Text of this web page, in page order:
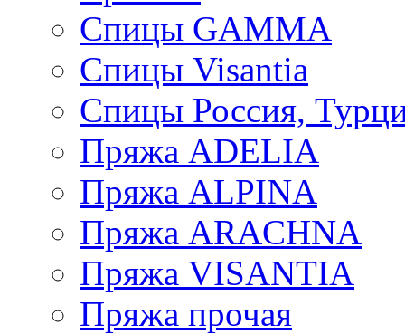
Спицы GAMMA
Спицы Visantia
Спицы Россия,
Пряжа ADELIA
Пряжа ALPINA
Пряжа ARACHNA
Пряжа VISANTIA
Пряжа прочая